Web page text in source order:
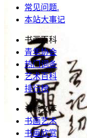
常见问题.
本站大事记
书画百科
青年协会
热门词条
艺术百科
排行榜
书画文萃
书画艺术
书画欣赏